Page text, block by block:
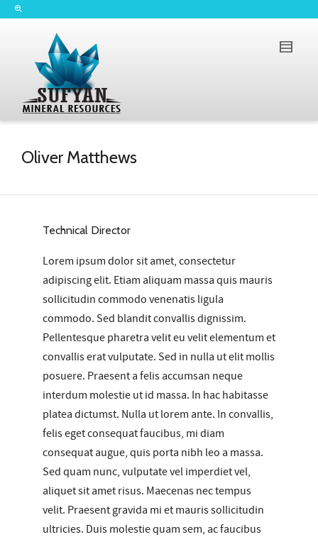
Oliver Matthews
Technical Director
Lorem ipsum dolor sit amet, consectetur
adipiscing elit. Etiam aliquam massa quis mauris
sollicitudin commodo venenatis ligula
commodo. Sed blandit convallis dignissim.
Pellentesque pharetra velit eu velit elementum et
convallis erat vulputate. Sed in nulla ut elit mollis
posuere. Praesent a felis accumsan neque
interdum molestie ut id massa. In hac habitasse
platea dictumst. Nulla ut lorem ante. In convallis,
felis eget consequat faucibus, mi diam
consequat augue, quis porta nibh leo a massa.
Sed quam nunc, vulputate vel imperdiet vel,
aliquet sit amet risus. Maecenas nec tempus
velit. Praesent gravida mi et mauris sollicitudin
ultricies. Duis molestie quam sem, ac faucibus